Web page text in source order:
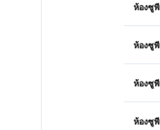
ห้องซูพี
ห้องซูพี
ห้องซูพี
ห้องซูพี